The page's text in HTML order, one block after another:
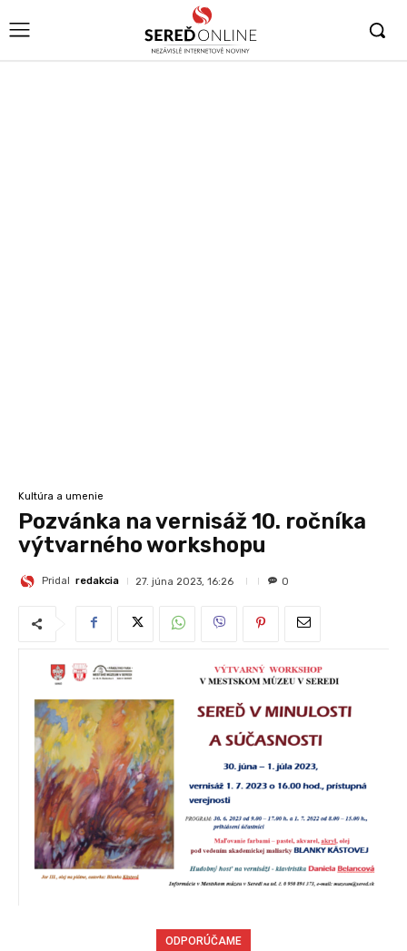
Kultúra a umenie
Pozvánka na vernisáž 10. ročníka
výtvarného workshopu
Pridal redakcia 27. júna 2023, 16:26 0
ODPORÚČAME